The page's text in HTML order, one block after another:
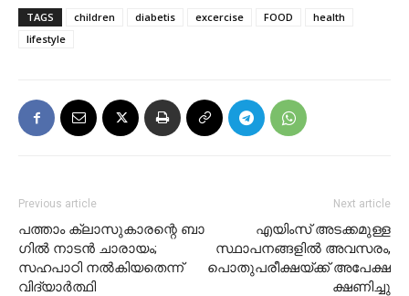
TAGS children diabetis excercise FOOD
health
lifestyle
Previous article
പത്താം ക്ലാസുകാരന്റെ ബാ​
ഗിൽ നാടൻ ചാരായം;
സഹപാഠി നല്‍കിയതെന്ന്
വിദ്യാർത്ഥി
Next article
എയിംസ് അടക്കമുള്ള
സ്ഥാപനങ്ങളിൽ അവസരം,
പൊതുപരീക്ഷയ്ക്ക് അപേക്ഷ
ക്ഷണിച്ചു